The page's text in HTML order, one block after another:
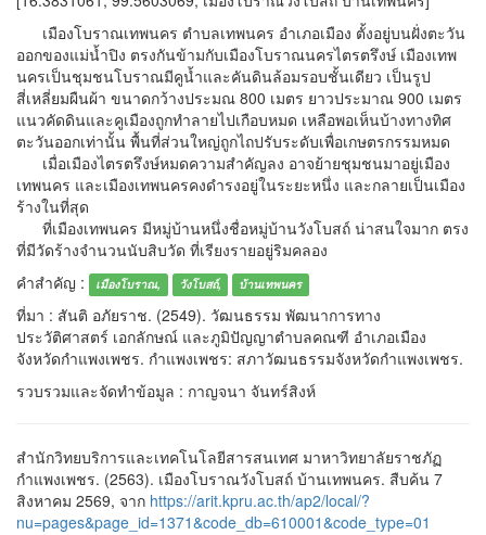
เมืองโบราณเทพนคร ตำบลเทพนคร อำเภอเมือง ตั้งอยู่บนฝั่งตะวัน
ออกของแม่น้ำปิง ตรงกันข้ามกับเมืองโบราณนครไตรตรึงษ์ เมืองเทพ
นครเป็นชุมชนโบราณมีคูน้ำและคันดินล้อมรอบชั้นเดียว เป็นรูป
สี่เหลี่ยมผืนผ้า ขนาดกว้างประมณ 800 เมตร ยาวประมาณ 900 เมตร
แนวคัดดินและคูเมืองถูกทำลายไปเกือบหมด เหลือพอเห็นบ้างทางทิศ
ตะวันออกเท่านั้น พื้นที่ส่วนใหญ่ถูกไถปรับระดับเพื่อเกษตรกรรมหมด
เมื่อเมืองไตรตรึงษ์หมดความสำคัญลง อาจย้ายชุมชนมาอยู่เมือง
เทพนคร และเมืองเทพนครคงดำรงอยู่ในระยะหนึ่ง และกลายเป็นเมือง
ร้างในที่สุด
ที่เมืองเทพนคร มีหมู่บ้านหนึ่งชื่อหมู่บ้านวังโบสถ์ น่าสนใจมาก ตรง
ที่มีวัดร้างจำนวนนับสิบวัด ที่เรียงรายอยู่ริมคลอง
คำสำคัญ :
เมืองโบราณ, วังโบสถ์, บ้านเทพนคร
ที่มา : สันติ อภัยราช. (2549). วัฒนธรรม พัฒนาการทาง
ประวัติศาสตร์ เอกลักษณ์ และภูมิปัญญาตำบลคณฑี อำเภอเมือง
จังหวัดกำแพงเพชร. กำแพงเพชร: สภาวัฒนธรรมจังหวัดกำแพงเพชร.
รวบรวมและจัดทำข้อมูล : กาญจนา จันทร์สิงห์
สำนักวิทยบริการและเทคโนโลยีสารสนเทศ มาหาวิทยาลัยราชภัฏ
กำแพงเพชร. (2563). เมืองโบราณวังโบสถ์ บ้านเทพนคร. สืบค้น 7
สิงหาคม 2569, จาก https://arit.kpru.ac.th/ap2/local/?
nu=pages&page_id=1371&code_db=610001&code_type=01